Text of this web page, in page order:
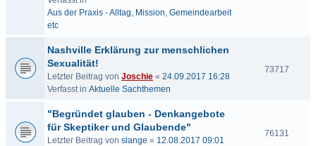
Aus der Praxis - Alltag, Mission, Gemeindearbeit
etc
Nashville Erklärung zur menschlichen
Sexualität!
Letzter Beitrag von Joschie « 24.09.2017 16:28
Verfasst in Aktuelle Sachthemen
73717
"Begründet glauben - Denkangebote
für Skeptiker und Glaubende"
Letzter Beitrag von slange « 12.08.2017 09:01
76131